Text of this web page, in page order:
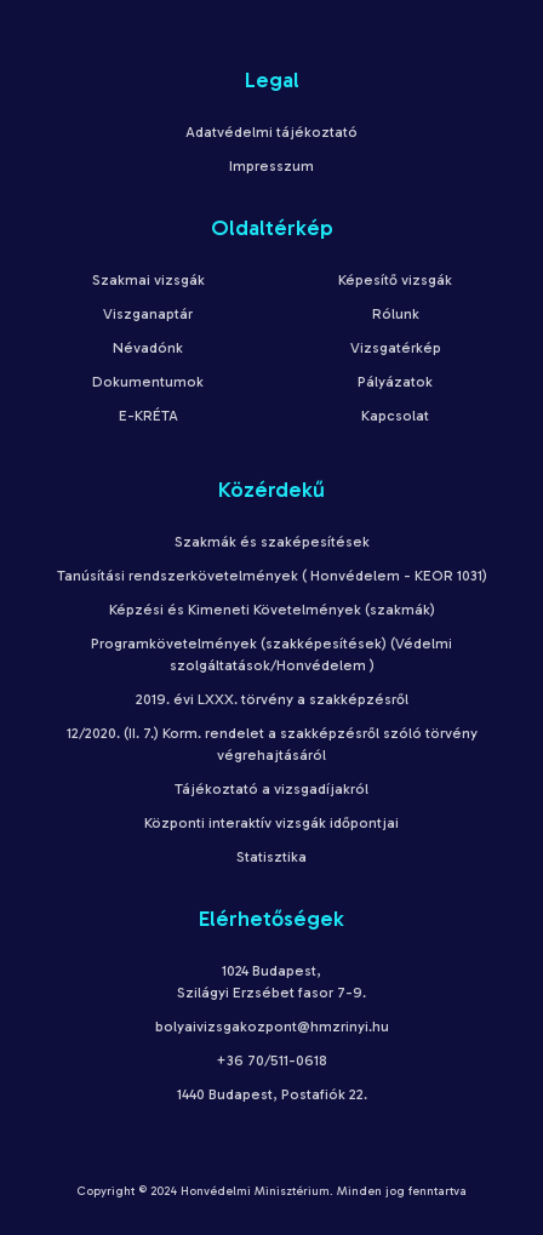
Legal
Adatvédelmi tájékoztató
Impresszum
Oldaltérkép
Szakmai vizsgák
Képesítő vizsgák
Viszganaptár
Rólunk
Névadónk
Vizsgatérkép
Dokumentumok
Pályázatok
E-KRÉTA
Kapcsolat
Közérdekű
Szakmák és szaképesítések
Tanúsítási rendszerkövetelmények ( Honvédelem - KEOR 1031)
Képzési és Kimeneti Követelmények (szakmák)
Programkövetelmények (szakképesítések) (Védelmi
szolgáltatások/Honvédelem )
2019. évi LXXX. törvény a szakképzésről
12/2020. (II. 7.) Korm. rendelet a szakképzésről szóló törvény
végrehajtásáról
Tájékoztató a vizsgadíjakról
Központi interaktív vizsgák időpontjai
Statisztika
Elérhetőségek
1024 Budapest,
Szilágyi Erzsébet fasor 7-9.
bolyaivizsgakozpont@hmzrinyi.hu
+36 70/511-0618
1440 Budapest, Postafiók 22.
Copyright © 2024 Honvédelmi Minisztérium. Minden jog fenntartva